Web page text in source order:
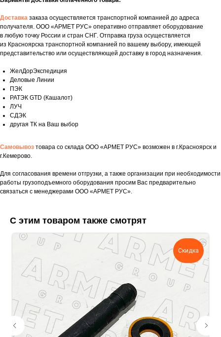
Доставка заказа осуществляется транспортной компанией до адреса
получателя. ООО «АРМЕТ РУС» оперативно отправляет оборудование
в любую точку России и стран СНГ. Отправка груза осуществляется
из Красноярска транспортной компанией по вашему выбору, имеющей
представительство или осуществляющей доставку в город назначения.
ЖелДорЭкспедиция
Деловые Линии
ПЭК
РАТЭК GTD (Кашалот)
ЛУЧ
СДЭК
другая ТК на Ваш выбор
Самовывоз товара со склада ООО «АРМЕТ РУС» возможен в г.Красноярск и
г.Кемерово.
Для согласования времени отгрузки, а также организации при необходимости
работы грузоподъемного оборудования просим Вас предварительно
связаться с менеджерами ООО «АРМЕТ РУС».
С этим товаром также смотрят
Скидка
Укажите номер телефона и ваше имя.
Мы свяжемся с вами сегодня в рабочее
время.
поможем нам лучше понять вашу
задачу — прикрепите её в поле ниже.
Ваш телефон
Ваше имя